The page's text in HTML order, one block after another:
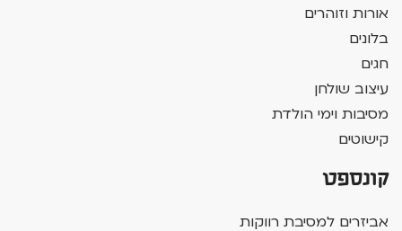
אורות וזוהרים
בלונים
חגים
עיצוב שולחן
מסיבות וימי הולדת
קישוטים
קונספט
אביזרים למסיבת רווקות